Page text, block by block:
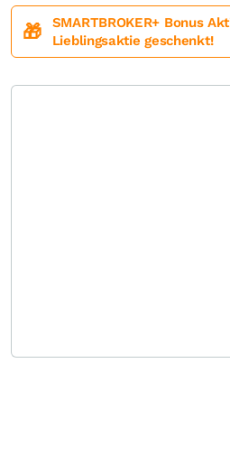
🎁
SMARTBROKER+ Bonus
Lieblingsaktie geschenkt!